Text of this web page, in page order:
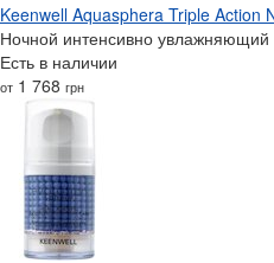
Keenwell Aquasphera Triple Action
Ночной интенсивно увлажняющий
Есть в наличии
от 1 768 грн